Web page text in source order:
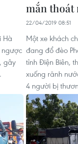
Hà
ngược
gây
mắn thoát
22/04/2019 08:51
Một xe khách
đang đổ đèo
tỉnh Điện Biên,
xuống rãnh
4 người bị